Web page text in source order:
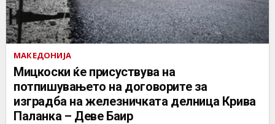
МАКЕДОНИЈА
Мицкоски ќе присуствува на
потпишувањето на договорите за
изградба на железничката делница Крива
Паланка – Деве Баир